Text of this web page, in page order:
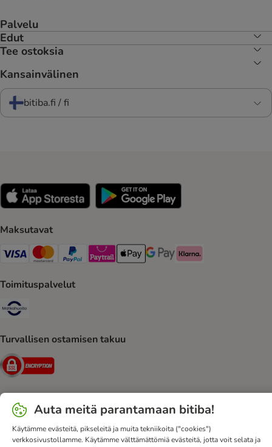
Palvelu
Edut
Tee ostoksia
Kansainvälinen
bitiba.fi / fi
Maksutavat
VISA Payment Method
Mastercard Payment Method
Paypal Payment Method
Paytrail Payment Method
Apple Pay Payment Method
Google Pay Payment Method
Klarna Payment Method
Toimituspalvelut
Turvallisen ostamisen takuu
Security
Ota yhteyttä Toimitusehdot
Tietosuoja
Uutiskirje Toimituskulut ja -aika
Maksutavat
Auta meitä parantamaan bitiba!
Käytämme evästeitä, pikseleitä ja muita tekniikoita ("cookies")
verkkosivustollamme. Käytämme välttämättömiä evästeitä, jotta voit selata ja